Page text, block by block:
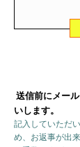
送信前にメー
いします。
記入していただ
め、お返事が出